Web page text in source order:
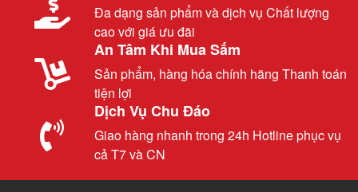
Đa dạng sản phẩm và dịch vụ Chất lượng
cao với giá ưu đãi
An Tâm Khi Mua Sắm
Sản phẩm, hàng hóa chính hãng Thanh toán
tiện lợi
Dịch Vụ Chu Đáo
Giao hàng nhanh trong 24h Hotline phục vụ
cả T7 và CN